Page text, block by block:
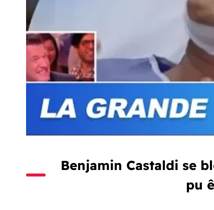
Benjamin Castaldi se
pu